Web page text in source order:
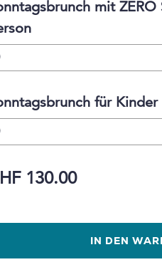
mit
für
130.00
IN DEN